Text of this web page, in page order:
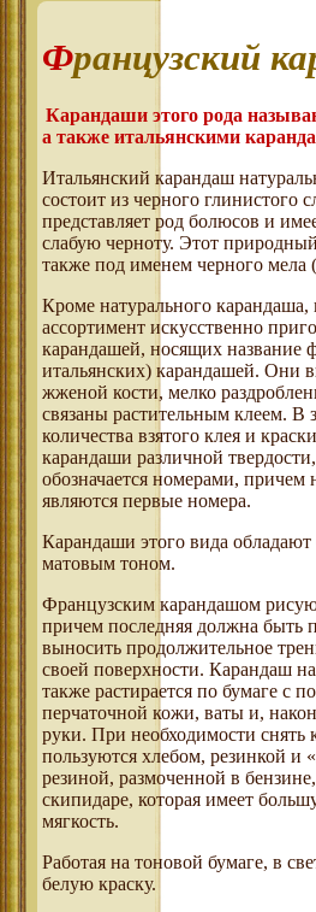
Французский
Карандаши этого рода
а также итальянскими
Итальянский карандаш
состоит из черного глинистого
представляет род болюсов и
слабую черноту. Этот
также под именем черного мела
Кроме натурального карандаша,
ассортимент искусственно
карандашей, носящих название
итальянских) карандашей. Они
жженой кости, мелко
связаны растительным клеем. В
количества взятого клея и
карандаши различной
обозначается номерами, причем
являются первые номера.
Карандаши этого вида
матовым тоном.
Французским карандашом
причем последняя должна быть
выносить продолжительное
своей поверхности. Карандаш
также растирается по бумаге с
перчаточной кожи, ваты и,
руки. При необходимости снять
пользуются хлебом, резинкой и
резиной, размоченной в
скипидаре, которая имеет
мягкость.
Работая на тоновой бумаге, в
белую краску.